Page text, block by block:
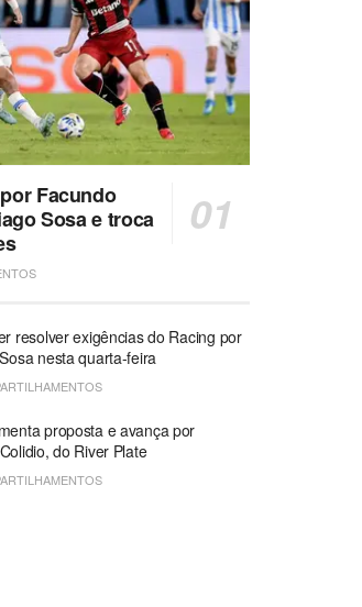
Facundo
Sosa e troca
resolver exigências do Racing por
nesta quarta-feira
proposta e avança por
do River Plate